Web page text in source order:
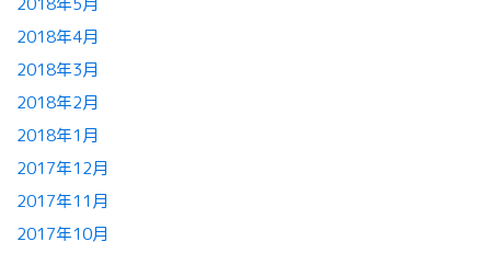
2018年4月
2018年3月
2018年2月
2018年1月
2017年12月
2017年11月
2017年10月